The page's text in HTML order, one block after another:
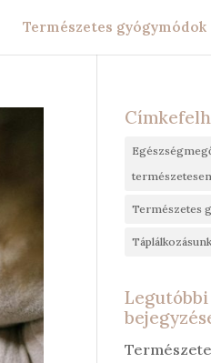
Természetes gyógymódok
természetesen
Természetes
Legutóbbi